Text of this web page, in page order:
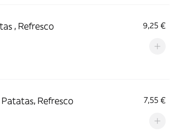
, Refresco 9,25 €
Refresco 7,55 €